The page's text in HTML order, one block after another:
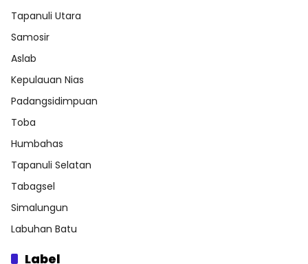
Tapanuli Utara
Samosir
Aslab
Kepulauan Nias
Padangsidimpuan
Toba
Humbahas
Tapanuli Selatan
Tabagsel
Simalungun
Labuhan Batu
Label